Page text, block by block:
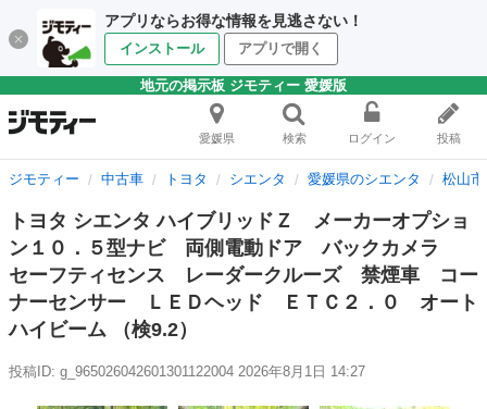
アプリならお得な情報を見逃さない！
インストール アプリで開く
地元の掲示板 ジモティー 愛媛版
愛媛県 検索 ログイン 投稿
ジモティー 中古車 トヨタ シエンタ 愛媛県のシエンタ 松山
トヨタ シエンタ ハイブリッドＺ メーカーオプショ
ン１０．５型ナビ 両側電動ドア バックカメラ
セーフティセンス レーダークルーズ 禁煙車 コー
ナーセンサー ＬＥＤヘッド ＥＴＣ２．０ オート
ハイビーム （検9.2）
投稿ID: g_965026042601301122004 2026年8月1日 14:27